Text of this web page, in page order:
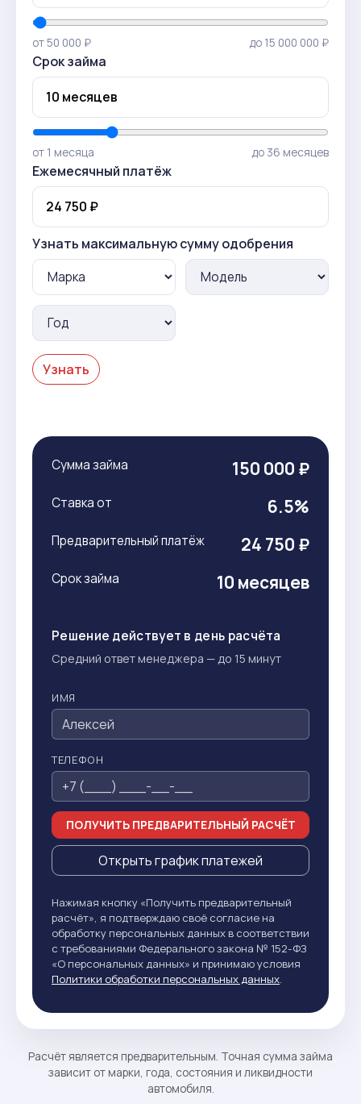
от 50 000 ₽ до 15 000 000 ₽
Срок займа
от 1 месяца до 36 месяцев
Ежемесячный платёж
Узнать максимальную сумму одобрения
Узнать
Сумма займа 150 000 ₽
Ставка от 6.5%
Предварительный платёж 24 750 ₽
Срок займа 10 месяцев
Решение действует в день расчёта
Средний ответ менеджера — до 15 минут
ИМЯ
ТЕЛЕФОН
ПОЛУЧИТЬ ПРЕДВАРИТЕЛЬНЫЙ РАСЧЁТ
Открыть график платежей
Нажимая кнопку «Получить предварительный
расчёт», я подтверждаю своё согласие на
обработку персональных данных в соответствии
с требованиями Федерального закона № 152-ФЗ
«О персональных данных» и принимаю условия
Политики обработки персональных данных.
Расчёт является предварительным. Точная сумма займа
зависит от марки, года, состояния и ликвидности
автомобиля.